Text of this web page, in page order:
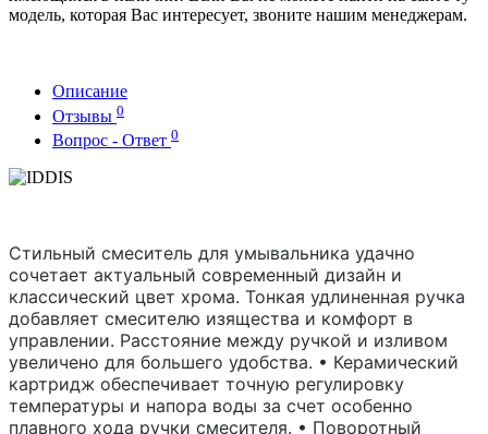
модель, которая Вас интересует, звоните нашим менеджерам.
Описание
Отзывы 0
Вопрос - Ответ 0
Стильный смеситель для умывальника удачно
сочетает актуальный современный дизайн и
классический цвет хрома. Тонкая удлиненная ручка
добавляет смесителю изящества и комфорт в
управлении. Расстояние между ручкой и изливом
увеличено для большего удобства. • Керамический
картридж обеспечивает точную регулировку
температуры и напора воды за счет особенно
плавного хода ручки смесителя. • Поворотный